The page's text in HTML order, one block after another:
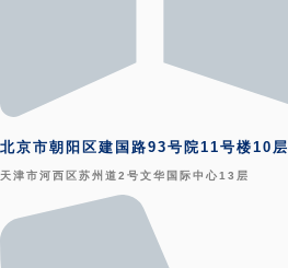
北京市朝阳区建国路93号院11号楼10层
天津市河西区苏州道2号文华国际中心13层